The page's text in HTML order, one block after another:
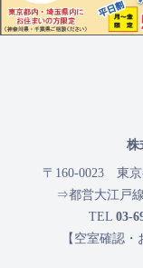
株
〒160-0023 東
⇒都営大江戸
TEL 03-
【空室確認・